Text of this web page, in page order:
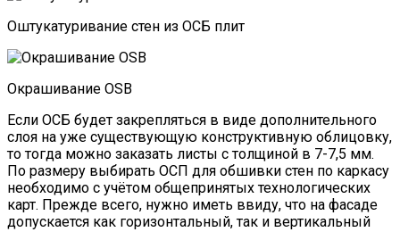
Оштукатуривание стен из ОСБ плит
Окрашивание OSB
Если ОСБ будет закрепляться в виде дополнительного
слоя на уже существующую конструктивную облицовку,
то тогда можно заказать листы с толщиной в 7-7,5 мм.
По размеру выбирать ОСП для обшивки стен по каркасу
необходимо с учётом общепринятых технологических
карт. Прежде всего, нужно иметь ввиду, что на фасаде
допускается как горизонтальный, так и вертикальный